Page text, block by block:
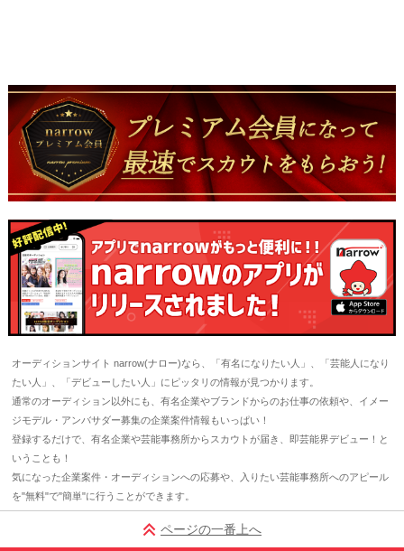
オーディションサイト narrow(ナロー)なら、「有名になりたい人」、「芸能人になり
たい人」、「デビューしたい人」にピッタリの情報が見つかります。
通常のオーディション以外にも、有名企業やブランドからのお仕事の依頼や、イメー
ジモデル・アンバサダー募集の企業案件情報もいっぱい！
登録するだけで、有名企業や芸能事務所からスカウトが届き、即芸能界デビュー！と
いうことも！
気になった企業案件・オーディションへの応募や、入りたい芸能事務所へのアピール
を"無料"で"簡単"に行うことができます。
ページの一番上へ